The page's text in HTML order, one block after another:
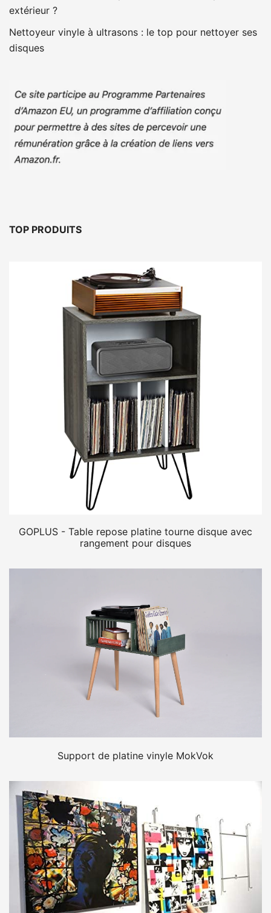
extérieur ?
Nettoyeur vinyle à ultrasons : le top pour nettoyer ses
disques
TOP PRODUITS
GOPLUS - Table repose platine tourne disque avec
rangement pour disques
Support de platine vinyle MokVok